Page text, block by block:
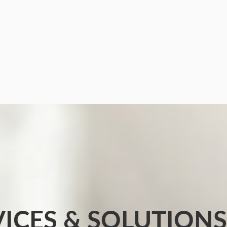
& SOLUTIONS